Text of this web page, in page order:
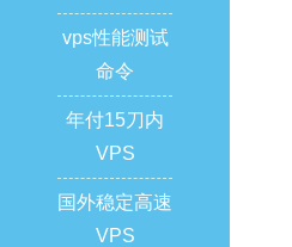
vps性能测试
命令
年付15刀内
VPS
国外稳定高速
VPS